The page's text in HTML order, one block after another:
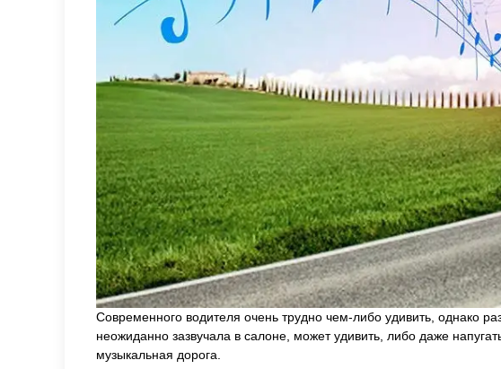
Современного водителя очень трудно чем-либо удивить, однако
неожиданно зазвучала в салоне, может удивить, либо даже
музыкальная дорога.